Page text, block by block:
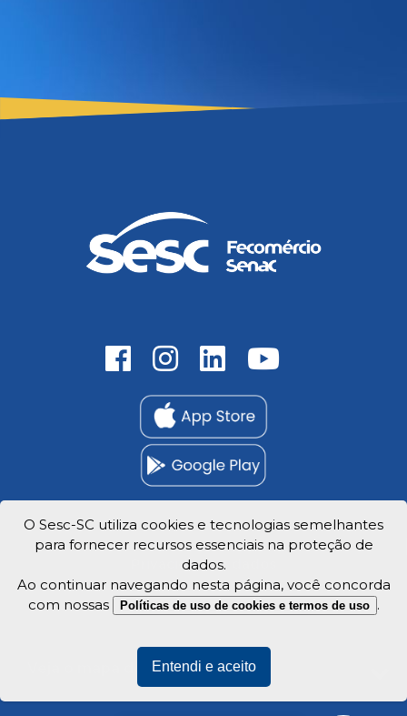
Trabalhe Conosco
Privacidade e dados
Veja o mapa do site
O Sesc-SC utiliza cookies e tecnologias semelhantes
para fornecer recursos essenciais na proteção de
dados.
Ao continuar navegando nesta página, você concorda
com nossas
Políticas de uso de cookies e termos de uso .
Entendi e aceito